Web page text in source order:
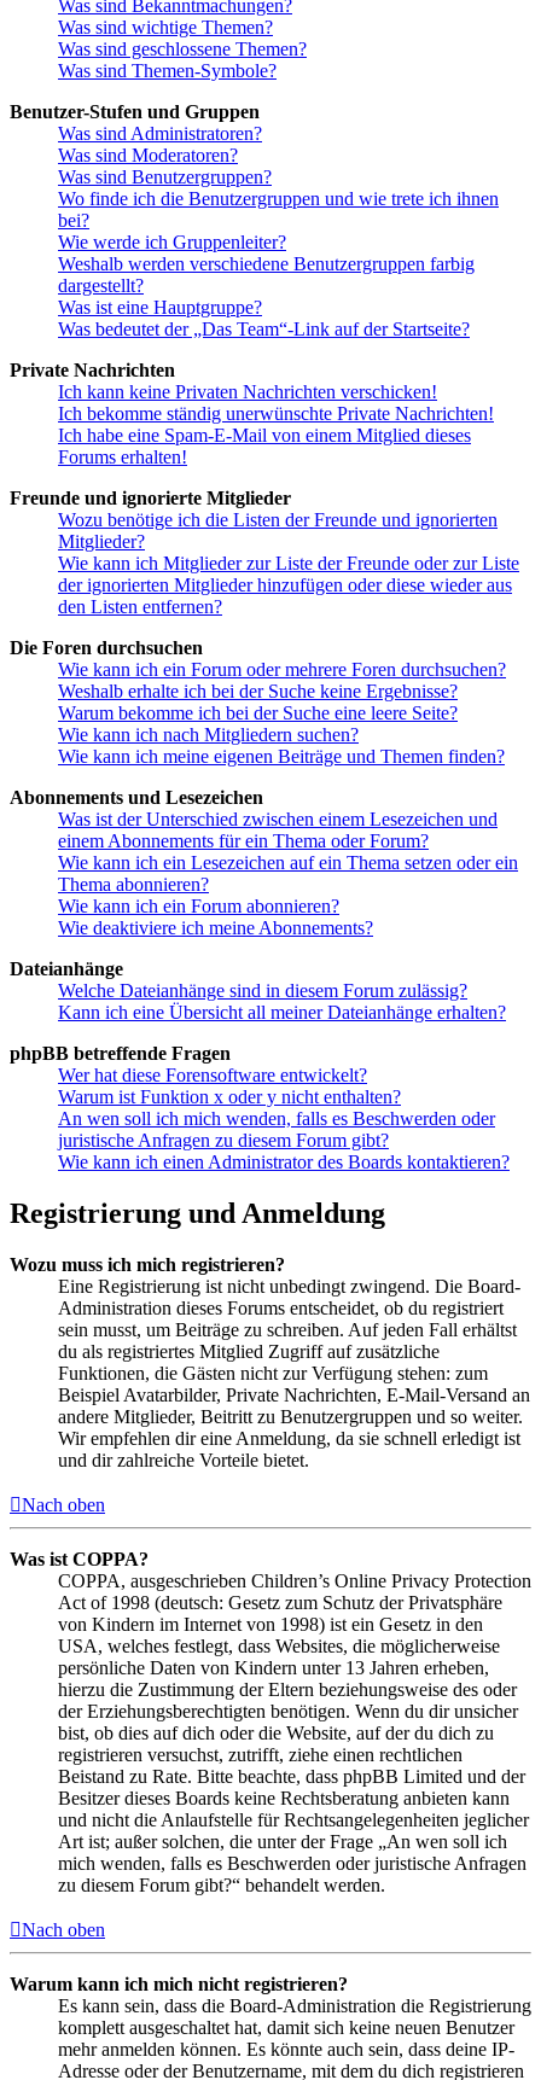
Was sind Bekanntmachungen?
Was sind wichtige Themen?
Was sind geschlossene Themen?
Was sind Themen-Symbole?
Benutzer-Stufen und Gruppen
Was sind Administratoren?
Was sind Moderatoren?
Was sind Benutzergruppen?
Wo finde ich die Benutzergruppen und wie trete ich ihnen
bei?
Wie werde ich Gruppenleiter?
Weshalb werden verschiedene Benutzergruppen farbig
dargestellt?
Was ist eine Hauptgruppe?
Was bedeutet der „Das Team“-Link auf der Startseite?
Private Nachrichten
Ich kann keine Privaten Nachrichten verschicken!
Ich bekomme ständig unerwünschte Private Nachrichten!
Ich habe eine Spam-E-Mail von einem Mitglied dieses
Forums erhalten!
Freunde und ignorierte Mitglieder
Wozu benötige ich die Listen der Freunde und ignorierten
Mitglieder?
Wie kann ich Mitglieder zur Liste der Freunde oder zur Liste
der ignorierten Mitglieder hinzufügen oder diese wieder aus
den Listen entfernen?
Die Foren durchsuchen
Wie kann ich ein Forum oder mehrere Foren durchsuchen?
Weshalb erhalte ich bei der Suche keine Ergebnisse?
Warum bekomme ich bei der Suche eine leere Seite?
Wie kann ich nach Mitgliedern suchen?
Wie kann ich meine eigenen Beiträge und Themen finden?
Abonnements und Lesezeichen
Was ist der Unterschied zwischen einem Lesezeichen und
einem Abonnements für ein Thema oder Forum?
Wie kann ich ein Lesezeichen auf ein Thema setzen oder ein
Thema abonnieren?
Wie kann ich ein Forum abonnieren?
Wie deaktiviere ich meine Abonnements?
Dateianhänge
Welche Dateianhänge sind in diesem Forum zulässig?
Kann ich eine Übersicht all meiner Dateianhänge erhalten?
phpBB betreffende Fragen
Wer hat diese Forensoftware entwickelt?
Warum ist Funktion x oder y nicht enthalten?
An wen soll ich mich wenden, falls es Beschwerden oder
juristische Anfragen zu diesem Forum gibt?
Wie kann ich einen Administrator des Boards kontaktieren?
Registrierung und Anmeldung
Wozu muss ich mich registrieren?
Eine Registrierung ist nicht unbedingt zwingend. Die Board-
Administration dieses Forums entscheidet, ob du registriert
sein musst, um Beiträge zu schreiben. Auf jeden Fall erhältst
du als registriertes Mitglied Zugriff auf zusätzliche
Funktionen, die Gästen nicht zur Verfügung stehen: zum
Beispiel Avatarbilder, Private Nachrichten, E-Mail-Versand an
andere Mitglieder, Beitritt zu Benutzergruppen und so weiter.
Wir empfehlen dir eine Anmeldung, da sie schnell erledigt ist
und dir zahlreiche Vorteile bietet.
Nach oben
Was ist COPPA?
COPPA, ausgeschrieben Children’s Online Privacy Protection
Act of 1998 (deutsch: Gesetz zum Schutz der Privatsphäre
von Kindern im Internet von 1998) ist ein Gesetz in den
USA, welches festlegt, dass Websites, die möglicherweise
persönliche Daten von Kindern unter 13 Jahren erheben,
hierzu die Zustimmung der Eltern beziehungsweise des oder
der Erziehungsberechtigten benötigen. Wenn du dir unsicher
bist, ob dies auf dich oder die Website, auf der du dich zu
registrieren versuchst, zutrifft, ziehe einen rechtlichen
Beistand zu Rate. Bitte beachte, dass phpBB Limited und der
Besitzer dieses Boards keine Rechtsberatung anbieten kann
und nicht die Anlaufstelle für Rechtsangelegenheiten jeglicher
Art ist; außer solchen, die unter der Frage „An wen soll ich
mich wenden, falls es Beschwerden oder juristische Anfragen
zu diesem Forum gibt?“ behandelt werden.
Nach oben
Warum kann ich mich nicht registrieren?
Es kann sein, dass die Board-Administration die Registrierung
komplett ausgeschaltet hat, damit sich keine neuen Benutzer
mehr anmelden können. Es könnte auch sein, dass deine IP-
Adresse oder der Benutzername, mit dem du dich registrieren